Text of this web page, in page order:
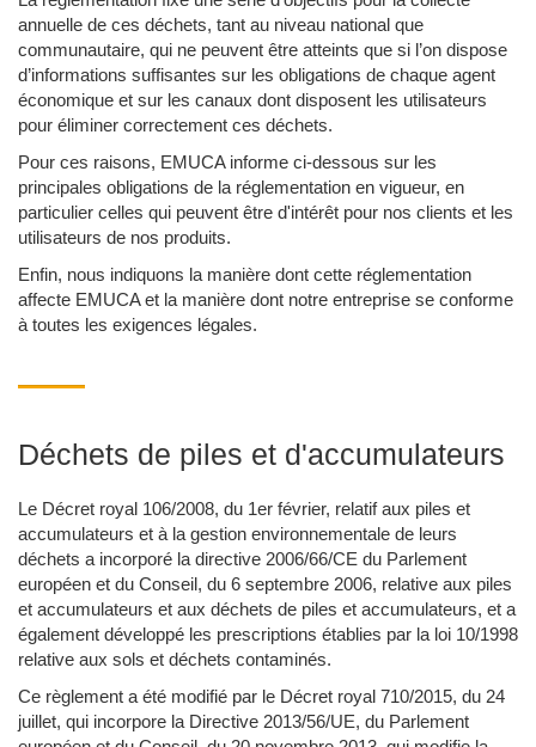
annuelle de ces déchets, tant au niveau national que
communautaire, qui ne peuvent être atteints que si l’on dispose
d’informations suffisantes sur les obligations de chaque agent
économique et sur les canaux dont disposent les utilisateurs
pour éliminer correctement ces déchets.
Pour ces raisons, EMUCA informe ci-dessous sur les
principales obligations de la réglementation en vigueur, en
particulier celles qui peuvent être d'intérêt pour nos clients et les
utilisateurs de nos produits.
Enfin, nous indiquons la manière dont cette réglementation
affecte EMUCA et la manière dont notre entreprise se conforme
à toutes les exigences légales.
Déchets de piles et d'accumulateurs
Le Décret royal 106/2008, du 1er février, relatif aux piles et
accumulateurs et à la gestion environnementale de leurs
déchets a incorporé la directive 2006/66/CE du Parlement
européen et du Conseil, du 6 septembre 2006, relative aux piles
et accumulateurs et aux déchets de piles et accumulateurs, et a
également développé les prescriptions établies par la loi 10/1998
relative aux sols et déchets contaminés.
Ce règlement a été modifié par le Décret royal 710/2015, du 24
juillet, qui incorpore la Directive 2013/56/UE, du Parlement